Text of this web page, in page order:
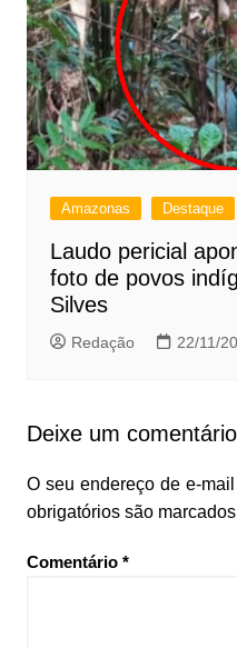
Amazonas Destaque
Laudo pericial
foto de povos
Silves
Redação 22/11/
Deixe um comentário
O seu endereço de e-
obrigatórios são
Comentário *